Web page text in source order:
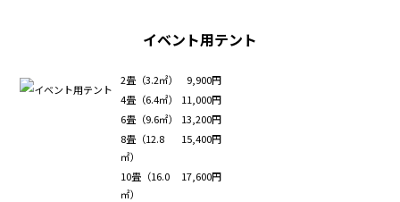
イベント用テント
2畳（3.2㎡）
9,900円
4畳（6.4㎡）
11,000円
6畳（9.6㎡）
13,200円
8畳（12.8
㎡）
15,400円
10畳（16.0
㎡）
17,600円